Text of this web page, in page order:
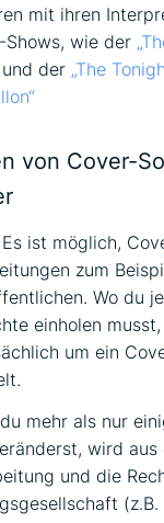
mit ihren
Shows, wie der
und der „The
von Cover-
ist möglich,
zum
Wo du
einholen
um ein
mehr als nur
wird aus
und die
(z.B.